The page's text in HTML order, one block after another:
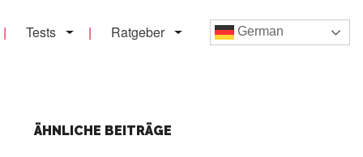
Tests Ratgeber German
ÄHNLICHE BEITRÄGE